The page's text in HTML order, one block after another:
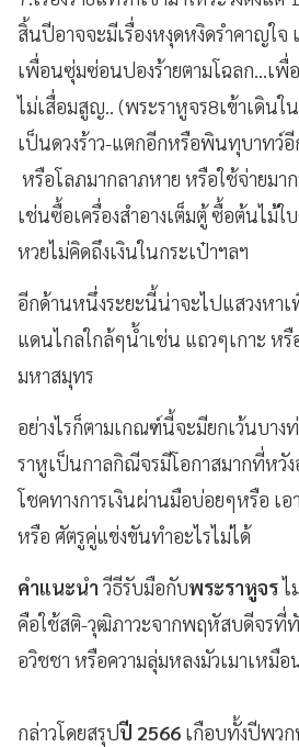
สิ้นปีอาจจะมีเรื่องหงุดหงิดรำคาญใจ
เพื่อนซุ่มซ่อนปองร้ายตามโฉลก…เพื่
ไม่เสื่อมสูญ.. (พระราหูจร8เข้าเดิน
เป็นดวงร้าว-แตกอีกหรือพินทุบาทว์
หรือโลภมากลาภหาย หรือใช้จ่ายมา
เช่นซื้อเครื่องสำอางเต็มตู้ ซื้อต้นไม้ใ
หวยไม่คิดถึงเงินในกระเป๋าฯลฯ
อีกด้านหนึ่งระยะนี้น่าจะไปแสวงหา
แดนไกลใกล้ๆน้ำเช่น แถวๆเกาะ หรื
มหาสมุทร
อย่างไรก็ตามเกณฑ์นี้จะมียกเว้นบาง
ราหูเป็นกาลกิณีจรมีโอกาสมากที่หวัง
โชคทางการเงินผ่านมือบ่อยๆหรือ เ
หรือ ศัตรูคู่แข่งขันทำอะไรไม่ได้
คำแนะนำ วีธีรับมือกับพระราหูจรไ
คือใช้สติ-วุฒิภาวะจากพฤหัสบดีจรที่
อวิชชา หรือความลุ่มหลงมัวเมาเหมือ
กล่าวโดยสรุปปี 2566 เกือบทั้งปีพว